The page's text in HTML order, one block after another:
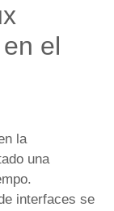
el
la
una
interfaces se